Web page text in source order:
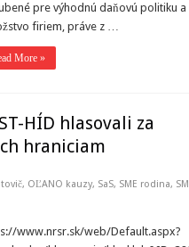
pre výhodnú daňovú politiku a
firiem, práve z …
More »
HÍD hlasovali za
hraniciam
OĽANO kauzy, SaS, SME rodina,
www.nrsr.sk/web/Default.aspx?